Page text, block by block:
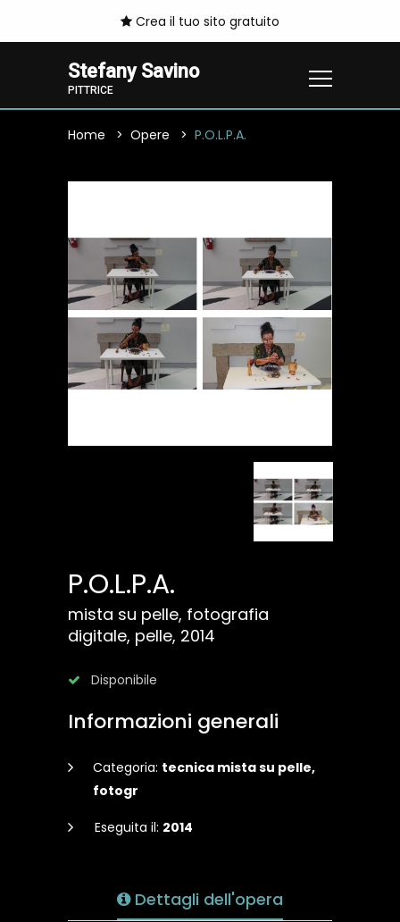
Crea il tuo sito gratuito
Stefany Savino
PITTRICE
Home Opere P.O.L.P.A.
P.O.L.P.A.
mista su pelle, fotografia
digitale, pelle, 2014
Disponibile
Informazioni generali
Categoria: tecnica mista su pelle,
fotogr
Eseguita il: 2014
Dettagli dell'opera